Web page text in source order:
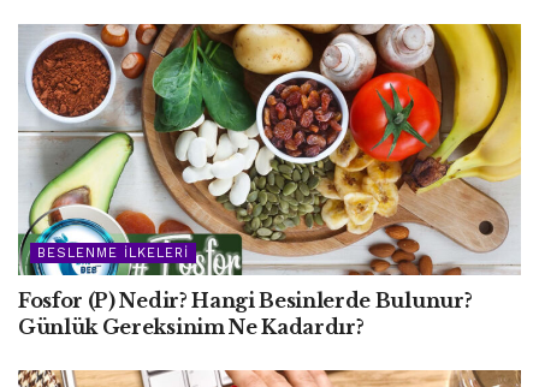
BESLENME İLKELERI
Fosfor (P) Nedir? Hangi Besinlerde Bulunur?
Günlük Gereksinim Ne Kadardır?